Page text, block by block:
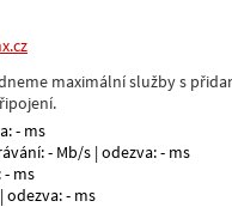
maximální služby s
- ms
- Mb/s | odezva: - ms
- ms
odezva: - ms